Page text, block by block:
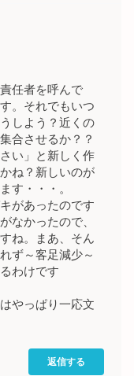
任者を呼んで
。それでもいつ
しよう？近くの
合させるか？？
い」と新しく作
ね？新しいのが
す・・・。
があったのです
なかったので、
ね。まあ、そん
ず～客足減少～
わけです
やっぱり一応文
返信する